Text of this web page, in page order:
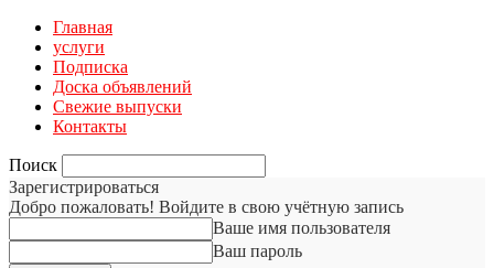
Главная
услуги
Подписка
Доска объявлений
Свежие выпуски
Контакты
Поиск
Зарегистрироваться
Добро пожаловать! Войдите в свою учётную запись
Ваше имя пользователя
Ваш пароль